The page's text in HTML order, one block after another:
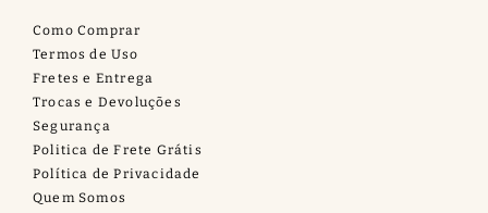
Como Comprar
Termos de Uso
Fretes e Entrega
Trocas e Devoluções
Segurança
Politica de Frete Grátis
Política de Privacidade
Quem Somos